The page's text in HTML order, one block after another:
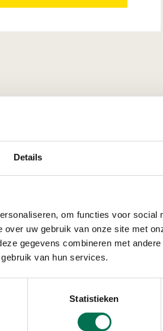
Details
om functies voor social
uw gebruik van onze site met
gegevens combineren met
van hun services.
Statistieken
Verleend